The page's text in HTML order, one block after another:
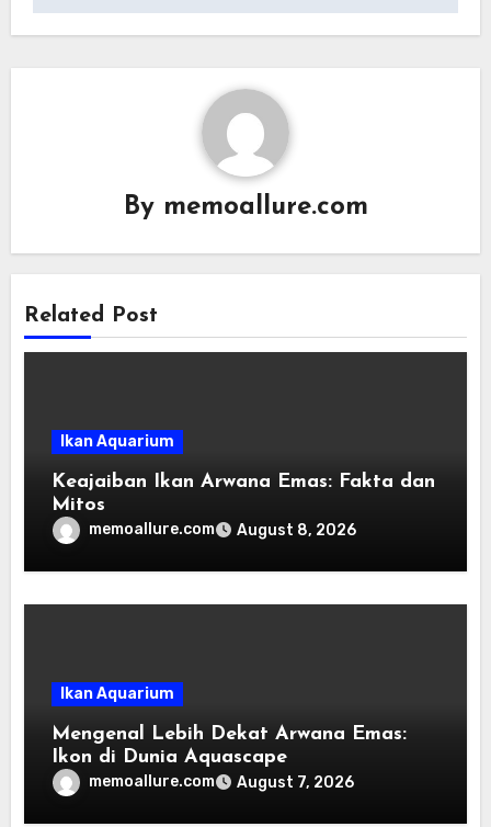
By memoallure.com
Related Post
Ikan Aquarium
Keajaiban Ikan Arwana Emas: Fakta dan
Mitos
memoallure.com August 8, 2026
Ikan Aquarium
Mengenal Lebih Dekat Arwana Emas:
Ikon di Dunia Aquascape
memoallure.com August 7, 2026